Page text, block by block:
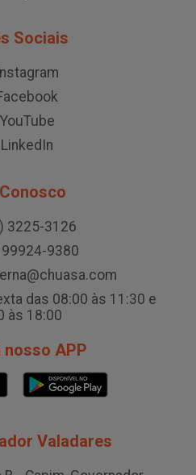
Sociais
Instagram
YouTube
LinkedIn
3225-3126
9380
das 08:00 às 11:30 e
às 18:00
nosso APP
Valadares